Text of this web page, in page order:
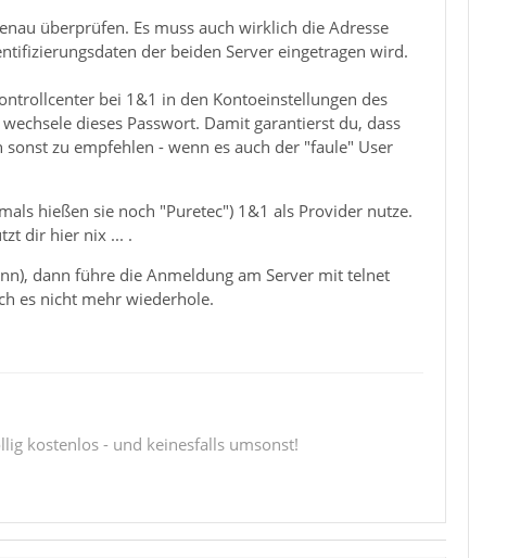
überprüfen. Es muss auch wirklich die Adresse
der beiden Server eingetragen wird.
bei 1&1 in den Kontoeinstellungen des
dieses Passwort. Damit garantierst du, dass
zu empfehlen - wenn es auch der "faule" User
hießen sie noch "Puretec") 1&1 als Provider nutze.
dir hier nix ... .
dann führe die Anmeldung am Server mit telnet
es nicht mehr wiederhole.
kostenlos - und keinesfalls umsonst!